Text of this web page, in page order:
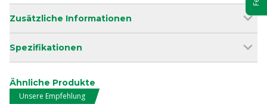
Zusätzliche Informationen
Spezifikationen
Ähnliche Produkte
Unsere Empfehlung